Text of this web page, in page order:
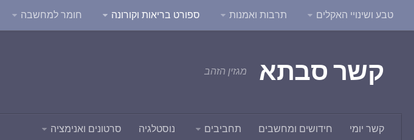
טבע ושינויי האקלים תרבות ואמנות ספורט בריאות וקורונה חומר למחשבה
קשר סבתא מגזין הזהב
קשר יומי חידושים ומחשבים תחביבים נוסטלגיה סרטונים ואנימציה